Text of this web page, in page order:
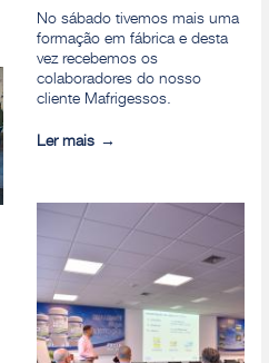
No sábado tivemos mais uma
formação em fábrica e desta
vez recebemos os
colaboradores do nosso
cliente Mafrigessos.
Ler mais